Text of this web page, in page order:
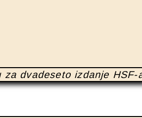
za dvadeseto izdanje HSF-